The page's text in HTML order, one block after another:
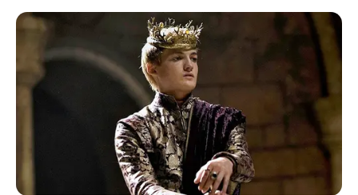
au
contenu LE MEILLEUR PRONOSTIC
La Base du QUINTÉ au Special Tocard du PMU
Menu